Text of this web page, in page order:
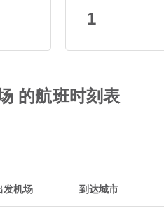
1
的航班时刻表
发机场 到达城市